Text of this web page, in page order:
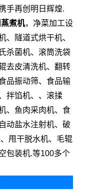
手再创明日辉煌.
煮机，净菜加工设
、隧道式烘干机、
杀菌机、滚筒洗袋
去皮清洗机、翻转
品振动筛、食品输
拌馅机、、滚揉
、鱼肉采肉机、食
动盐水注射机、破
甩干脱水机、毛辊
包装机.等100多个